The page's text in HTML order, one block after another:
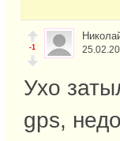
-1
Ухо
gps,